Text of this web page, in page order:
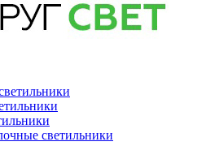
светильники